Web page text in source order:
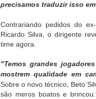
precisamos traduzir isso
Contrariando pedidos do
Ricardo Silva, o dirigente
time agora.
"Temos grandes
mostrem qualidade em
Sobre o novo técnico, Beto
são meros boatos e